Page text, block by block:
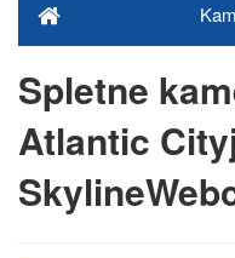
Spletne
Atlantic